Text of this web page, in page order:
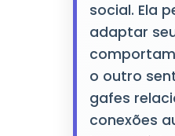
social. Ela
adaptar
o outro
gafes
conexões